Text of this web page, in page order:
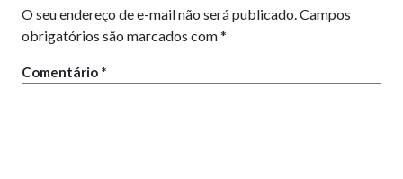
O seu endereço de e-mail não será publicado.Campos
obrigatórios são marcados com*
Comentário *